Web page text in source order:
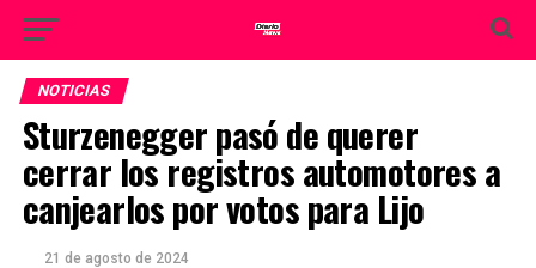
NOTICIAS
Sturzenegger pasó de querer
cerrar los registros automotores a
canjearlos por votos para Lijo
21 de agosto de 2024